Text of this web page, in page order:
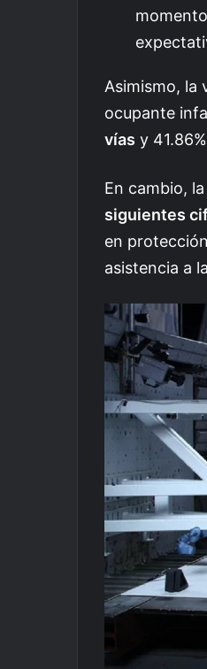
Asimismo, la
ocupante
vías y
En cambio,
siguientes
en
asistencia a